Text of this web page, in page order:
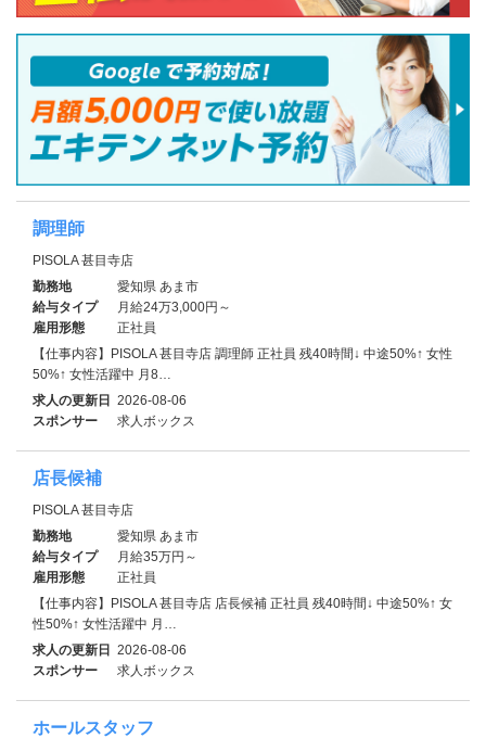
調理師
PISOLA 甚目寺店
勤務地
愛知県 あま市
給与タイプ
月給24万3,000円～
雇用形態
正社員
【仕事内容】PISOLA 甚目寺店 調理師 正社員 残40時間↓ 中途50%↑ 女性
50%↑ 女性活躍中 月8…
求人の更新日 2026-08-06
スポンサー
求人ボックス
店長候補
PISOLA 甚目寺店
勤務地
愛知県 あま市
給与タイプ
月給35万円～
雇用形態
正社員
【仕事内容】PISOLA 甚目寺店 店長候補 正社員 残40時間↓ 中途50%↑ 女
性50%↑ 女性活躍中 月…
求人の更新日 2026-08-06
スポンサー
求人ボックス
ホールスタッフ